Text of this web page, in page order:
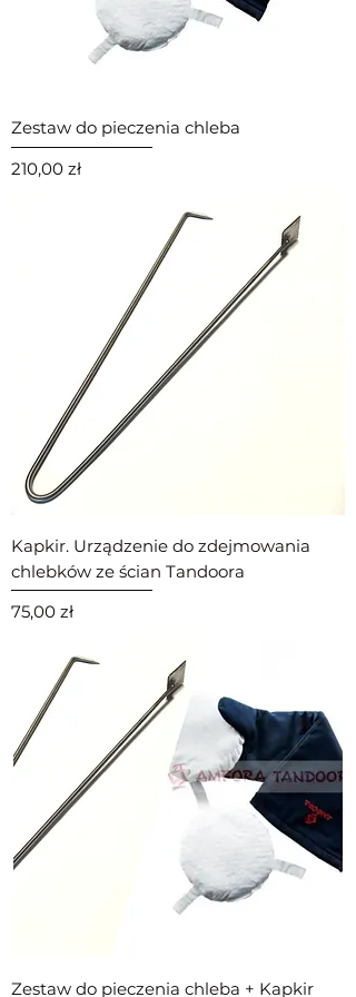
Zestaw do pieczenia chleba
Cena
210,00 zł
Kapkir. Urządzenie do zdejmowania
chlebków ze ścian Tandoora
Cena
75,00 zł
Zestaw do pieczenia chleba + Kapkir